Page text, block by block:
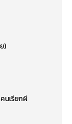
)
นเรียกผี